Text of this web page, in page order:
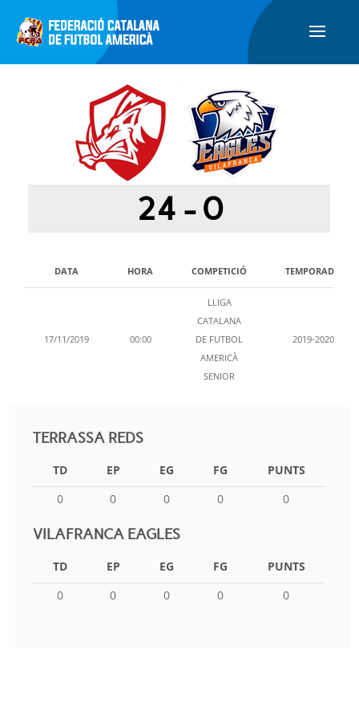
24 -0
DATA HORA COMPETICIÓ TEMPORADA
17/11/2019 00:00
LLIGA
CATALANA
DE FUTBOL
AMERICÀ
SENIOR
2019-2020
TERRASSA REDS
TD EP EG FG
PUNTS
0
0 0 0 0
VILAFRANCA EAGLES
TD EP EG FG
PUNTS
0
0 0 0 0